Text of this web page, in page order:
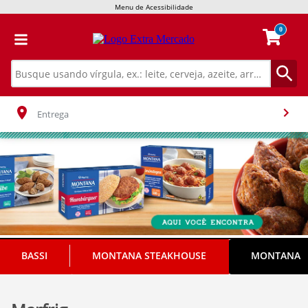
Menu de Acessibilidade
0
Entrega
BASSI MONTANA STEAKHOUSE MONTANA